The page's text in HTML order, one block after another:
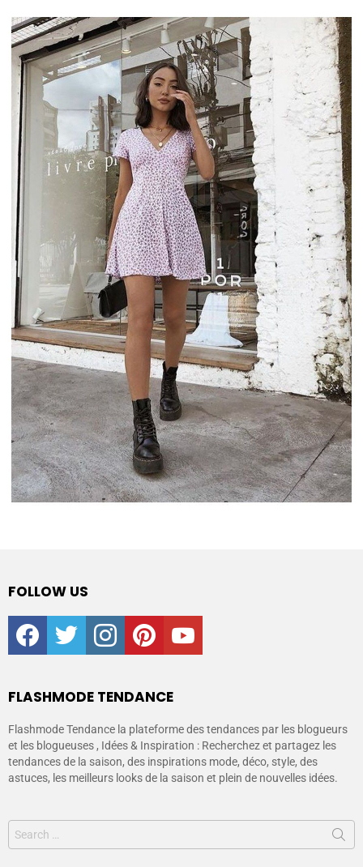
FOLLOW US
facebooktwitter instagrampinterestyoutube
FLASHMODE TENDANCE
Flashmode Tendance la plateforme des tendances par les blogueurs
et les blogueuses , Idées & Inspiration : Recherchez et partagez les
tendances de la saison, des inspirations mode, déco, style, des
astuces, les meilleurs looks de la saison et plein de nouvelles idées.